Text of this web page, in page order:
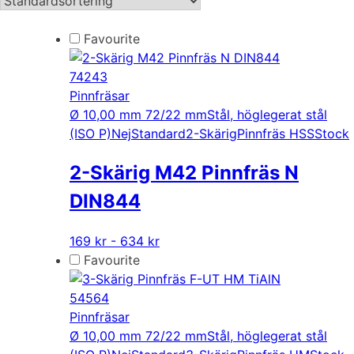
Favourite
74243
Pinnfräsar
Ø 10,00 mm 72/22 mmStål, höglegerat stål
(ISO P)NejStandard2-SkärigPinnfräs HSSStock
2-Skärig M42 Pinnfräs N
DIN844
169 kr - 634 krDen
produkten
varianter.
Favourite
54564
Pinnfräsar
Ø 10,00 mm 72/22 mmStål, höglegerat stål